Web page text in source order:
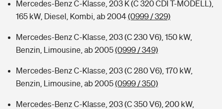
Mercedes-Benz C-Klasse, 203 K (C 320 CDI T-MODELL),
165 kW, Diesel, Kombi, ab 2004(0999 / 329)
Mercedes-Benz C-Klasse, 203 (C 230 V6), 150 kW,
Benzin, Limousine, ab 2005(0999 / 349)
Mercedes-Benz C-Klasse, 203 (C 280 V6), 170 kW,
Benzin, Limousine, ab 2005(0999 / 350)
Mercedes-Benz C-Klasse, 203 (C 350 V6), 200 kW,